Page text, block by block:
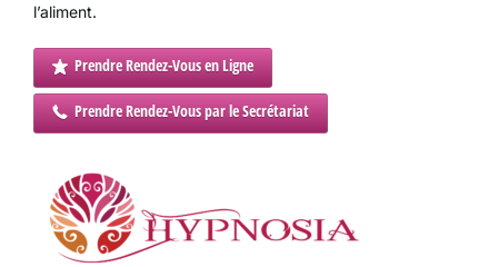
l’aliment.
Prendre Rendez-Vous en Ligne
Prendre Rendez-Vous par le Secrétariat